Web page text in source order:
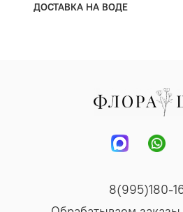
ДОСТАВКА НА ВОДЕ
8(995)180-